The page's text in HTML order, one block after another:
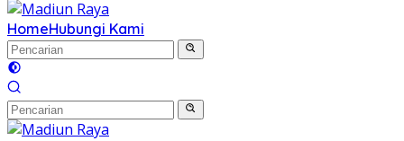
HomeHubungi Kami